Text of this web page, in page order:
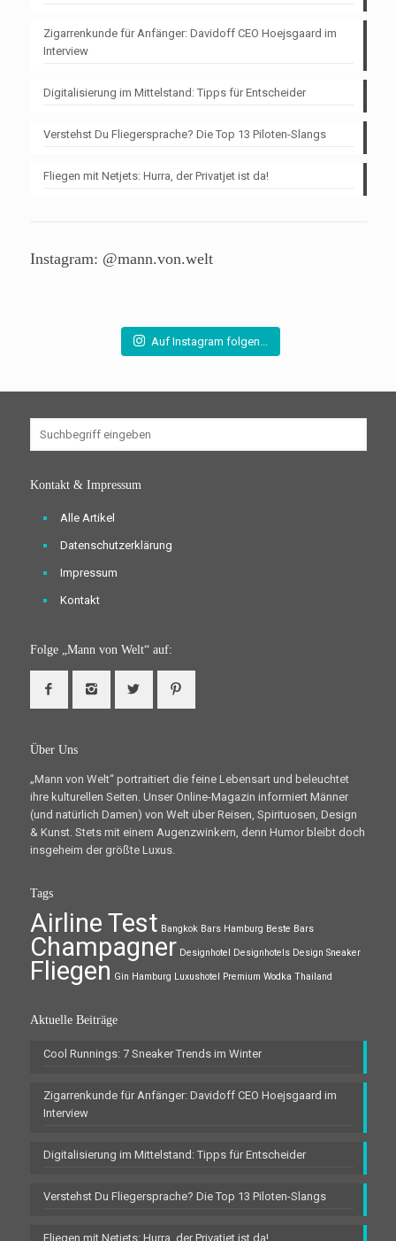
Zigarrenkunde für Anfänger: Davidoff CEO Hoejsgaard im
Interview
Digitalisierung im Mittelstand: Tipps für Entscheider
Verstehst Du Fliegersprache? Die Top 13 Piloten-Slangs
Fliegen mit Netjets: Hurra, der Privatjet ist da!
Instagram: @mann.von.welt
Auf Instagram folgen...
Kontakt & Impressum
Alle Artikel
Datenschutzerklärung
Impressum
Kontakt
Folge „Mann von Welt“ auf:
Über Uns
„Mann von Welt“ portraitiert die feine Lebensart und beleuchtet
ihre kulturellen Seiten. Unser Online-Magazin informiert Männer
(und natürlich Damen) von Welt über Reisen, Spirituosen, Design
& Kunst. Stets mit einem Augenzwinkern, denn Humor bleibt doch
insgeheim der größte Luxus.
Tags
Airline Test Bangkok Bars Hamburg Beste Bars
Champagner Designhotel Designhotels Design Sneaker
Fliegen Gin Hamburg Luxushotel Premium Wodka Thailand
Aktuelle Beiträge
Cool Runnings: 7 Sneaker Trends im Winter
Zigarrenkunde für Anfänger: Davidoff CEO Hoejsgaard im
Interview
Digitalisierung im Mittelstand: Tipps für Entscheider
Verstehst Du Fliegersprache? Die Top 13 Piloten-Slangs
Fliegen mit Netjets: Hurra, der Privatjet ist da!